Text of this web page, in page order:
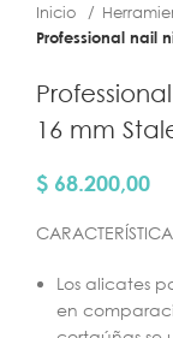
Inicio
Professional nail
16 mm
$ 68.200,00
Los alicates
en